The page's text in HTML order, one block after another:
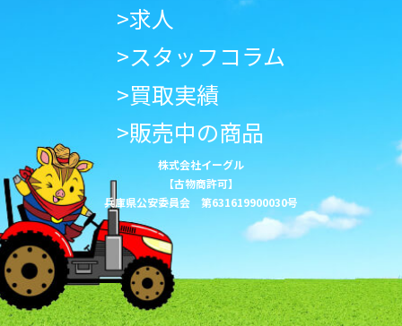
>求人
>スタッフコラム
>買取実績
>販売中の商品
株式会社イーグル
【古物商許可】
兵庫県公安委員会 第631619900030号